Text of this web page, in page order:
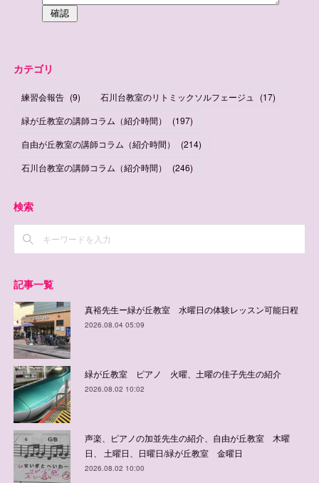
カテゴリ
練習会報告 (9) 石川台教室のリトミックソルフェージュ (17)
緑が丘教室の講師コラム（紹介時間）
(197)
自由が丘教室の講師コラム（紹介時間）
(214)
石川台教室の講師コラム（紹介時間）
(246)
検索
記事一覧
真裕先生ー緑が丘教室 水曜日の体験レッスン可能日程
2026.08.04 05:09
緑が丘教室 ピアノ 火曜、土曜の佳子先生の紹介
2026.08.02 10:02
声楽、ピアノの加並先生の紹介、自由が丘教室 木曜
日、 土曜日、日曜日/緑が丘教室 金曜日
2026.08.02 10:00